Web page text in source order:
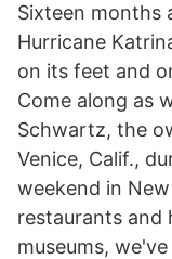
Sixteen months
Hurricane
on its feet and
Come along as
Schwartz, the
Venice, Calif.,
weekend in
restaurants and
museums,